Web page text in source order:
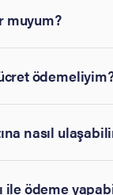
muyum?
nasıl
ile ödeme